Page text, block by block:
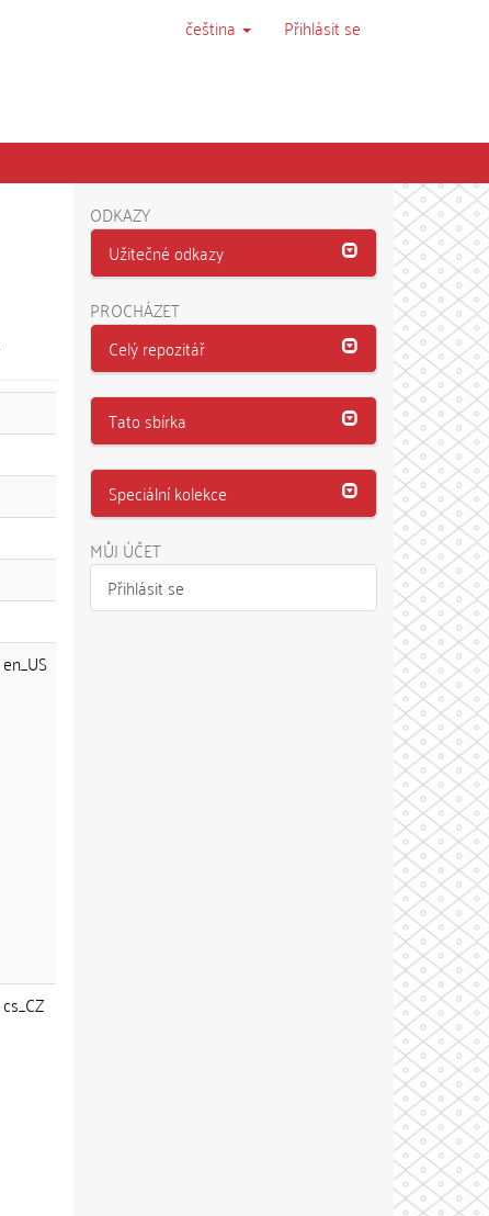
čeština Přihlásit se
en_US
cs_CZ
ODKAZY
Užitečné odkazy
PROCHÁZET
Celý repozitář
Tato sbírka
Speciální kolekce
MŮJ ÚČET
Přihlásit se